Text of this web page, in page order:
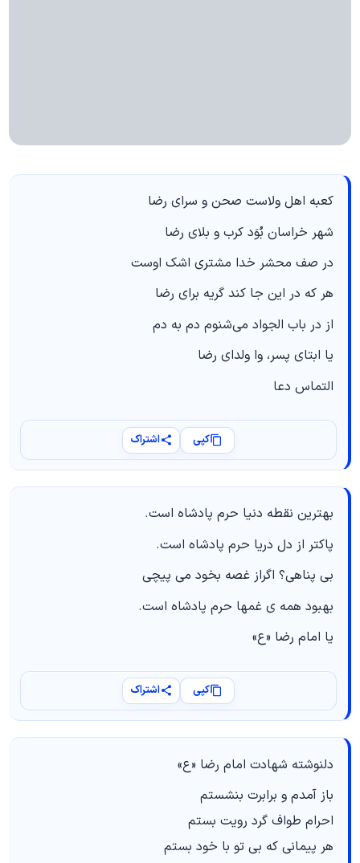
کعبه اهل ولاست صحن و سرای رضا
شهر خراسان بُوَد کرب و بلای رضا
در صف محشر خدا مشتری اشک اوست
هر که در این جا کند گریه برای رضا
از در باب الجواد می‌شنوم دم به دم
یا ابتای پسر، وا ولدای رضا
التماس دعا
کپی اشتراک
بهترین نقطه دنیا حرم پادشاه است.
پاکتر از دل دریا حرم پادشاه است.
بی پناهی؟ اگراز غصه بخود می پیچی
بهبود همه ی غمها حرم پادشاه است.
یا امام رضا «ع»
کپی اشتراک
دلنوشته شهادت امام رضا «ع»
باز آمدم و برابرت بنشستم
احرام طواف گرد رویت بستم
هر پیمانی که بی تو با خود بستم